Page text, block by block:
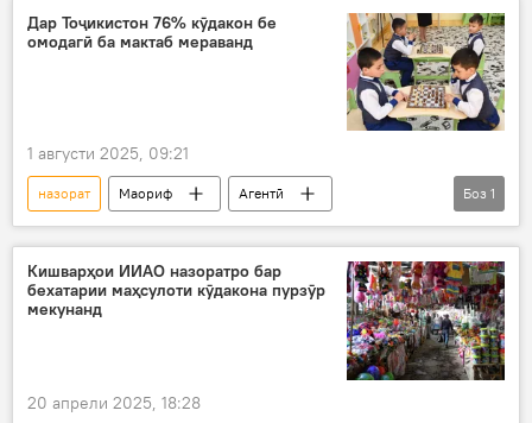
Дар Тоҷикистон 76% кӯдакон бе
омодагӣ ба мактаб мераванд
1 августи 2025, 09:21
назорат Маориф
Агентӣ
хонандагони синфи 1-ум
Боз 1
Кишварҳои ИИАО назоратро бар
бехатарии маҳсулоти кӯдакона пурзӯр
мекунанд
20 апрели 2025, 18:28